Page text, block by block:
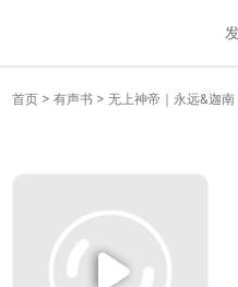
首页 > 有声书 > 无上神帝｜永远&迦